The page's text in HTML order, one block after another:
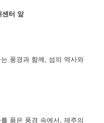
센터 앞
풍경과 함께, 섬의 역사와
품은 풍경 속에서, 제주의